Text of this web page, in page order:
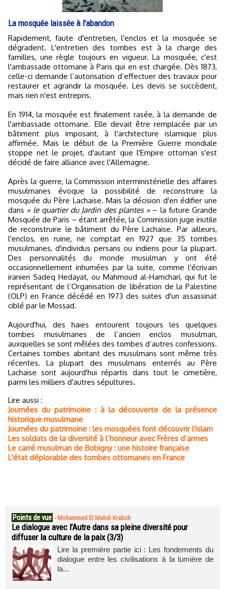
La mosquée laissée à l'abandon
Rapidement, faute d'entretien, l'enclos et la mosquée se
dégradent. L'entretien des tombes est à la charge des
familles, une règle toujours en vigueur. La mosquée, c'est
l'ambassade ottomane à Paris qui en est chargée. Dès 1873,
celle-ci demande l’autorisation d’effectuer des travaux pour
restaurer et agrandir la mosquée. Les devis se succèdent,
mais rien n'est entrepris.
En 1914, la mosquée est finalement rasée, à la demande de
l'ambassade ottomane. Elle devait être remplacée par un
bâtiment plus imposant, à l'architecture islamique plus
affirmée. Mais le début de la Première Guerre mondiale
stoppe net le projet, d'autant que l'Empire ottoman s'est
décidé de faire alliance avec l'Allemagne.
Après la guerre, la Commission interministérielle des affaires
musulmanes évoque la possibilité de reconstruire la
mosquée du Père Lachaise. Mais la décision d'en édifier une
dans « le quartier du Jardin des plantes »– la future Grande
Mosquée de Paris – étant arrêtée, la Commission juge inutile
de reconstruire le bâtiment du Père Lachaise. Par ailleurs,
l'enclos, en ruine, ne comptait en 1927 que 35 tombes
musulmanes, d'individus persans ou indiens pour la plupart.
Des personnalités du monde musulman y ont été
occasionnellement inhumées par la suite, comme l'écrivain
iranien Sadeq Hedayat, ou Mahmoud al-Hamchari, qui fut le
représentant de l’Organisation de libération de la Palestine
(OLP) en France décédé en 1973 des suites d'un assassinat
ciblé par le Mossad.
Aujourd'hui, des haies entourent toujours les quelques
tombes musulmanes de l’ancien enclos musulman,
auxquelles se sont mêlées des tombes d’autres confessions.
Certaines tombes abritant des musulmans sont même très
récentes. La plupart des musulmans enterrés au Père
Lachaise sont aujourd'hui répartis dans tout le cimetière,
parmi les milliers d'autres sépultures.
Lire aussi :
Journées du patrimoine : à la découverte de la présence
historique musulmane
Journées du patrimoine : les mosquées font découvrir l'islam
Les soldats de la diversité à l’honneur avec Frères d’armes
Le carré musulman de Bobigny : une histoire française
L'état déplorable des tombes ottomanes en France
Points de vue - Mohammed El Mahdi Krabch
Le dialogue avec l’Autre dans sa pleine diversité pour
diffuser la culture de la paix (3/3)
Lire la première partie ici : Les fondements du
dialogue entre les civilisations à la lumière de
la...